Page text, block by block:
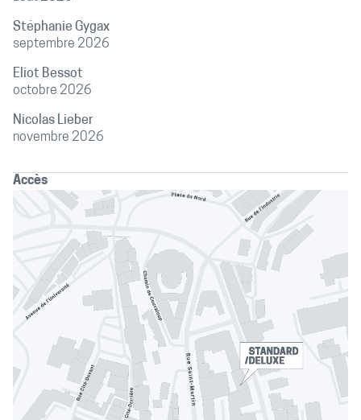
Nicolas Lieber
novembre 2026
Eliot Bessot
octobre 2026
Stéphanie Gygax
septembre 2026
Accès